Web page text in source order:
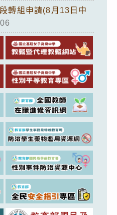
轉組申請(8月13日中